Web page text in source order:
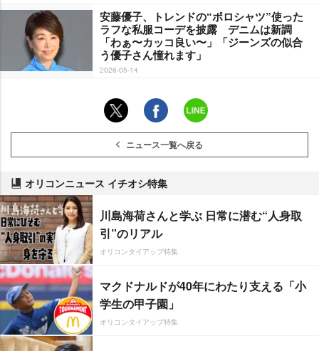
安藤優子、トレンドの“ポロシャツ”使った
ラフな私服コーデを披露 デニムは新調
「わぁ〜カッコ良い〜」「ジーンズの似合
う優子さん憧れます」
2026-05-14
ニュース一覧へ戻る
オリコンニュース イチオシ特集
川島海荷さんと学ぶ 日常に潜む“人身取
引”のリアル
オリコンタイアップ特集
マクドナルドが40年にわたり支える「小
学生の甲子園」
オリコンタイアップ特集